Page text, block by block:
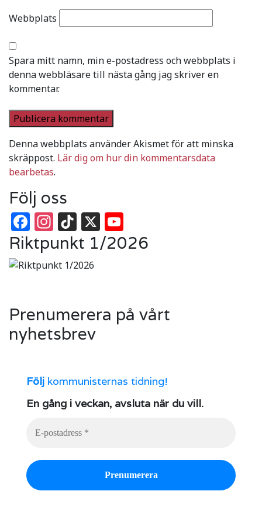
Webbplats
Spara mitt namn, min e-postadress och webbplats i
denna webbläsare till nästa gång jag skriver en
kommentar.
Denna webbplats använder Akismet för att minska
skräppost. Lär dig om hur din kommentarsdata
bearbetas.
Följ oss
Facebook
Instagram
TikTok
X
Riktpunkt 1/2026
Prenumerera på vårt
nyhetsbrev
Följ kommunisternas tidning!
En gång i veckan, avsluta när du vill.